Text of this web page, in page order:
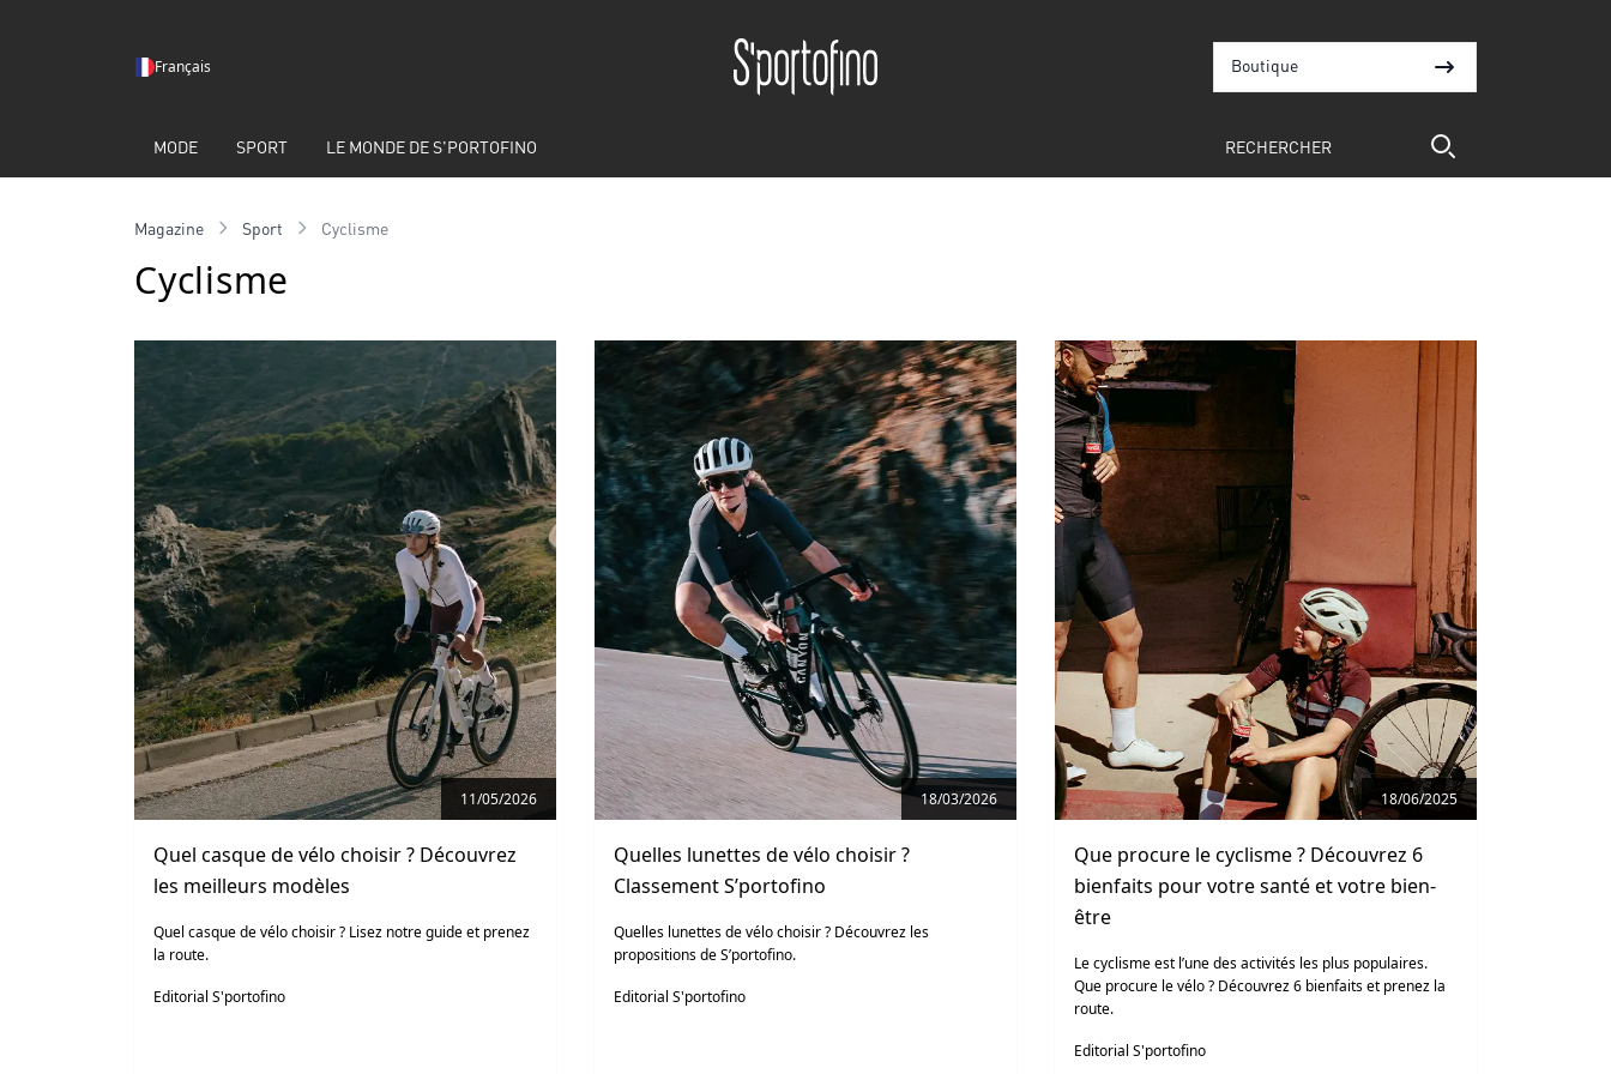
Français Boutique
MODE SPORT LE MONDE DE S'PORTOFINO
Magazine Sport Cyclisme
Cyclisme
11/05/2026
Quel casque de vélo choisir ? Découvrez
les meilleurs modèles
Quel casque de vélo choisir ? Lisez notre guide et prenez
la route.
Editorial S'portofino
18/03/2026
Quelles lunettes de vélo choisir ?
Classement S’portofino
Quelles lunettes de vélo choisir ? Découvrez les
propositions de S’portofino.
Editorial S'portofino
18/06/2025
Que procure le cyclisme ? Découvrez 6
bienfaits pour votre santé et votre bien-
être
Le cyclisme est l’une des activités les plus populaires.
Que procure le vélo ? Découvrez 6 bienfaits et prenez la
route.
Editorial S'portofino